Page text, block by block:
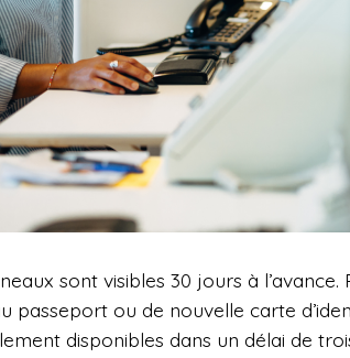
sont visibles 30 jours à
passeport ou de nouvelle carte
disponibles dans un délai de